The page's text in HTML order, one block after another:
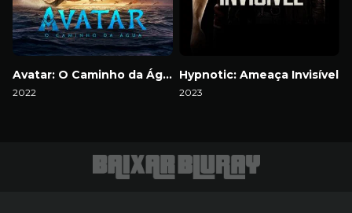
Avatar: O Caminho da Água
2022
Hypnotic: Ameaça Invisível
2023